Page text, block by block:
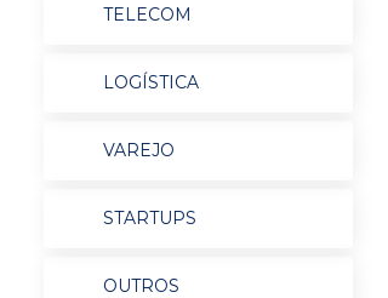
TELECOM
LOGÍSTICA
VAREJO
STARTUPS
OUTROS